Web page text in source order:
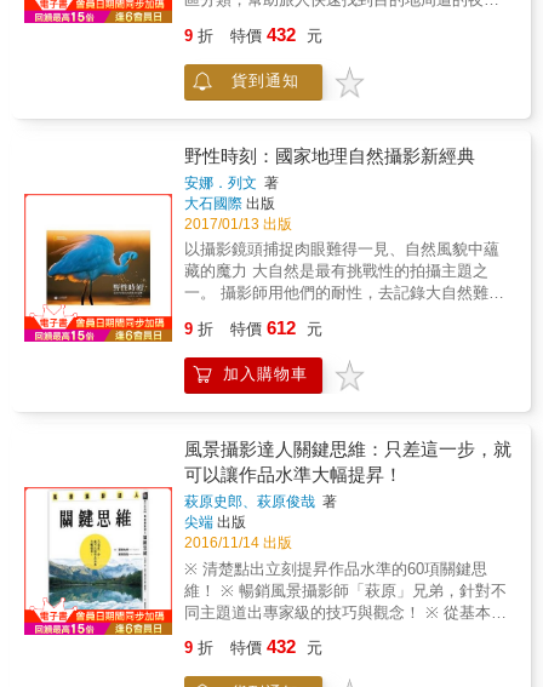
不是隨隨便便就按下快門。光與影能帶給同樣
畫面截然不同的敘事，而耐心則是捕捉魔幻時
刻的不二法門。無論光源來自太陽還是人造
&hellip;&hellip;，攝影師對照片可以動多少手
腳，還能稱得上「職業道德」？這一切關乎動
機與目的。偉大的風景攝影也可以是魔幻寫實
的作品，端看攝影師希望畫面透露出什麼訊息
與祕密。 －地點－ 風景攝影中最重要的一環當
然是「地點」。而選擇地點的唯一依據就是你
的心。讓攝影師想拍下某個景色，其中必定有
某種情感關連。或許那是你童年時常去的地
方，或許那是個讓你想起美好時刻的場景，又
風景絕不只是拍下眼前畫面，而也拍下了內心
世界。 ※本書適用數位單眼相機DSLR、小型數
位相機compact system以及類單眼bridge相機
人推薦】（按中英首字筆畫排列） 「隨著工具
的進步，攝影普及之下，如何拍出更好的作
品，跟著本書的作品及解說，能快速上手，心
領神會。」──攝影學園校長 Herman Chen
「從事手機攝影教學多年來，若初學者懂得光
影、構圖、畫面美感，加上創作想法，累積基
本功，就可將手上的攝影器材，發揮到淋漓盡
致。本書從各種面向來解析各攝影師的作品，
──手機攝影達人 王小路 【書中引用的攝影名
家們】 A 艾力克．索思（Alec Soth） 安瑟．
助讀者更加深刻領略作品精隨。 在國家地理學
會叢書部整理出的這本精采攝影集中，我們跨
陶之餘，也拓展了新的視角禮讚這片萬千大
地。
位、天氣、器材、技巧等各種know-how。 ※
清楚標示各觀景台的交通、營業時間、入場費
用、取景建議等實用資訊。 你是否曾有這樣的
景點的旁邊，竟然有個徒步就可以抵達的夜景
欣賞場所而感到後悔不已！？又或者是，辛苦
到了拍攝現場或觀景台（展望處），才驚覺錯
過了開放的時間或因為太過匆忙而錯過了最佳
拍攝時間點！？ 其實難得出國到日本，除了吃
喝玩樂以外，美麗迷人的夜色更是不容錯過的
重點，本書由一位擁有十多年夜景拍攝經驗的
日本名師「岩﨑 拓哉」，幫你我依照日本六大
地區來作分類，分別介紹每個縣府的絕佳夜景
「適合拍攝晨昏或是夜間點燈？」、「適合新
手拍攝的入門景點」、「交通」、「開放時
間」、「是否收費？」、「建議拍攝季節」等
各種實用資訊，幫助您在出國之前就妥善作好
行程的安排與規劃，輕鬆拍出讓家人親友
「讚」個不停的美作！
9 折 特價 432 元
貨到通知
野性時刻：國家地理自然攝影新經典
安娜．列文 著
大石國際 出版
2017/01/13 出版
以攝影鏡頭捕捉肉眼難得一見、自然風貌中蘊
藏的魔力 大自然是最有挑戰性的拍攝主題之
一。 攝影師用他們的耐性，去記錄大自然難能
豔的自然世界，包括空中拍攝、水下攝影與特
寫照片等鏡頭。對大自然懷抱的尊敬、豐富的
知識與經驗以及充沛的熱情，這些都透過鏡頭
像、風景、行為、動物與棲地。從沙漠到森
林；從熱帶到極地；從河流到天空；從花草到
野生動物──攝影師捕捉光影和動靜的瞬間，每
一頁都能帶領讀者前往不同時空，體驗自然之
美。 本書重點 ★近百張前所未見的自然攝影角
刻 ★收錄大衛・帕亭、阿努普・夏、提姆・雷
曼等攝影大師精采絕美的攝影作品 ★帶領讀者
一窺自然界難得一見的美麗面貌
9 折 特價 612 元
加入購物車
風景攝影達人關鍵思維：只差這一步，就
可以讓作品水準大幅提昇！
萩原史郎、萩原俊哉 著
尖端 出版
2016/11/14 出版
※ 清楚點出立刻提昇作品水準的60項關鍵思
維！ ※ 暢銷風景攝影師「萩原」兄弟，針對不
同主題道出專家級的技巧與觀念！ ※ 從基本到
人之路！ 對於攝影師來說，自然風景是一個難
以控制變因的拍攝主題，但是在看似無能為力
9 折 特價 432 元